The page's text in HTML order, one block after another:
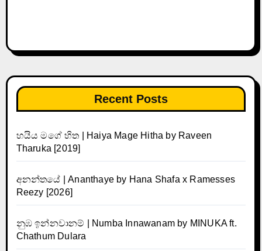
Recent Posts
හයිය මගේ හිත | Haiya Mage Hitha by Raveen
Tharuka [2019]
අනන්තයේ | Ananthaye by Hana Shafa x Ramesses
Reezy [2026]
නුඹ ඉන්නවානම් | Numba Innawanam by MINUKA ft.
Chathum Dulara